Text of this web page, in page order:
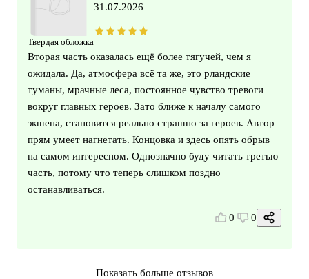
Твердая обложка
31.07.2026
Вторая часть оказалась ещё более тягучей, чем я
ожидала. Да, атмосфера всё та же, это рландские
туманы, мрачные леса, постоянное чувство тревоги
вокруг главных героев. Зато ближе к началу самого
экшена, становится реально страшно за героев. Автор
прям умеет нагнетать. Концовка и здесь опять обрыв
на самом интересном. Однозначно буду читать третью
часть, потому что теперь слишком поздно
останавливаться.
0 0
Показать больше отзывов